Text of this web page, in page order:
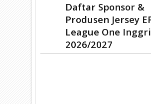
Daftar Sponsor &
Produsen Jersey
League One
2026/2027